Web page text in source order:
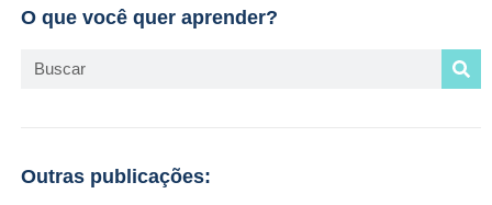
O que você quer aprender?
Outras publicações: